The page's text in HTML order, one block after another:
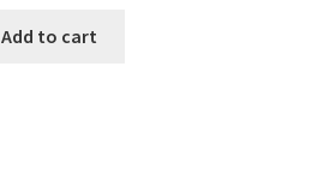
Add to cart